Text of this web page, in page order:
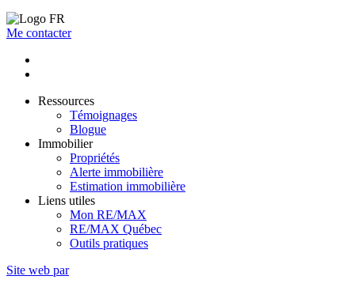
Me contacter
Ressources
Témoignages
Blogue
Immobilier
Propriétés
Alerte immobilière
Estimation immobilière
Liens utiles
Mon RE/MAX
RE/MAX Québec
Outils pratiques
Site web par